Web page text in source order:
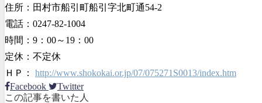
住所：田村市船引町船引字北町通54-2
電話：0247-82-1004
時間：9：00～19：00
定休：不定休
ＨＰ： http://www.shokokai.or.jp/07/075271S0013/index.htm
Facebook
Twitter
この記事を書いた人